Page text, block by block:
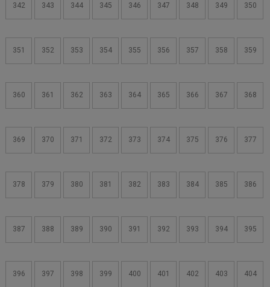
342 343 344 345 346 347 348 349 350
351 352 353 354 355 356 357 358 359
360 361 362 363 364 365 366 367 368
369 370 371 372 373 374 375 376 377
378 379 380 381 382 383 384 385 386
387 388 389 390 391 392 393 394 395
396 397 398 399 400 401 402 403 404